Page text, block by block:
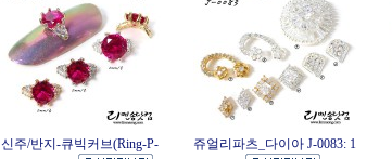
신주/반지-큐빅커브(Ring-P-
쥬얼리파츠_다이아 J-0083: 1